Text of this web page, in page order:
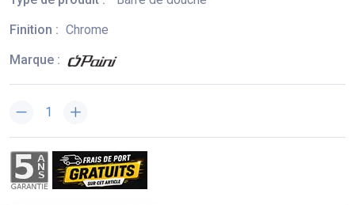
Finition : Chrome
Marque :